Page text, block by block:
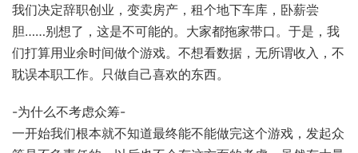
我们决定辞职创业，变卖房产，租个地下车库，卧薪尝
胆……别想了，这是不可能的。大家都拖家带口。于是，我
们打算用业余时间做个游戏。不想看数据，无所谓收入，不
耽误本职工作。只做自己喜欢的东西。
-为什么不考虑众筹-
一开始我们根本就不知道最终能不能做完这个游戏，发起众